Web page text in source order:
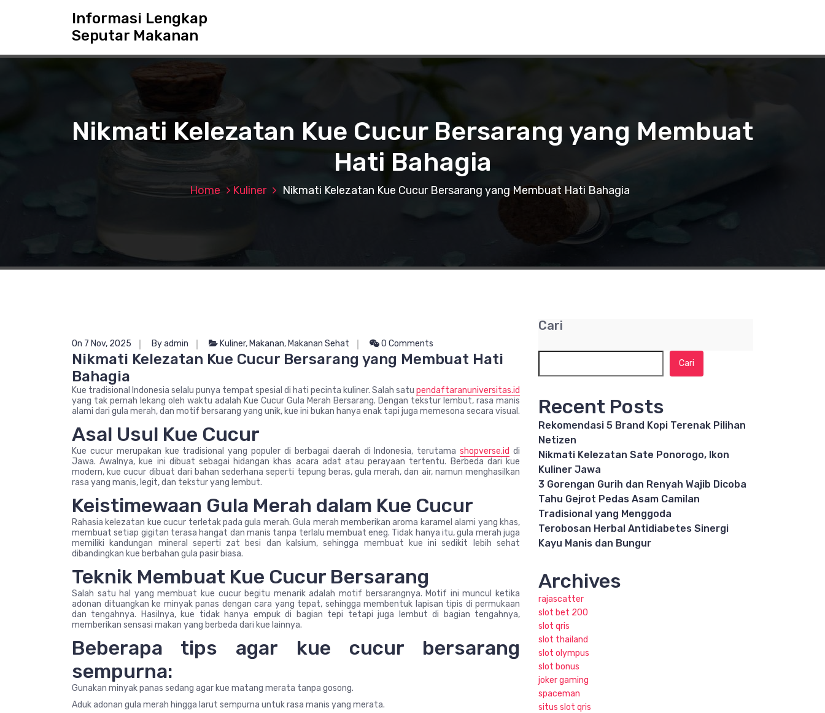
t
Informasi Lengkap
Seputar Makanan
Nikmati Kelezatan Kue Cucur Bersarang yang Membuat
Hati Bahagia
Home Kuliner Nikmati Kelezatan Kue Cucur Bersarang yang Membuat Hati Bahagia
On 7 Nov, 2025 By admin Kuliner, Makanan, Makanan Sehat 0 Comments
Nikmati Kelezatan Kue Cucur Bersarang yang Membuat Hati
Bahagia
Kue tradisional Indonesia selalu punya tempat spesial di hati pecinta kuliner. Salah satu pendaftaranuniversitas.id
yang tak pernah lekang oleh waktu adalah Kue Cucur Gula Merah Bersarang. Dengan tekstur lembut, rasa manis
alami dari gula merah, dan motif bersarang yang unik, kue ini bukan hanya enak tapi juga memesona secara visual.
Asal Usul Kue Cucur
Kue cucur merupakan kue tradisional yang populer di berbagai daerah di Indonesia, terutamashopverse.id di
Jawa. Awalnya, kue ini dibuat sebagai hidangan khas acara adat atau perayaan tertentu. Berbeda dari kue
modern, kue cucur dibuat dari bahan sederhana seperti tepung beras, gula merah, dan air, namun menghasilkan
rasa yang manis, legit, dan tekstur yang lembut.
Keistimewaan Gula Merah dalam Kue Cucur
Rahasia kelezatan kue cucur terletak pada gula merah. Gula merah memberikan aroma karamel alami yang khas,
membuat setiap gigitan terasa hangat dan manis tanpa terlalu membuat eneg. Tidak hanya itu, gula merah juga
memiliki kandungan mineral seperti zat besi dan kalsium, sehingga membuat kue ini sedikit lebih sehat
dibandingkan kue berbahan gula pasir biasa.
Teknik Membuat Kue Cucur Bersarang
Salah satu hal yang membuat kue cucur begitu menarik adalah motif bersarangnya. Motif ini muncul ketika
adonan dituangkan ke minyak panas dengan cara yang tepat, sehingga membentuk lapisan tipis di permukaan
dan tengahnya. Hasilnya, kue tidak hanya empuk di bagian tepi tetapi juga lembut di bagian tengahnya,
memberikan sensasi makan yang berbeda dari kue lainnya.
Beberapa tips agar kue cucur bersarang
sempurna:
Gunakan minyak panas sedang agar kue matang merata tanpa gosong.
Aduk adonan gula merah hingga larut sempurna untuk rasa manis yang merata.
Cari
Cari
Recent Posts
Rekomendasi 5 Brand Kopi Terenak Pilihan
Netizen
Nikmati Kelezatan Sate Ponorogo, Ikon
Kuliner Jawa
3 Gorengan Gurih dan Renyah Wajib Dicoba
Tahu Gejrot Pedas Asam Camilan
Tradisional yang Menggoda
Terobosan Herbal Antidiabetes Sinergi
Kayu Manis dan Bungur
Archives
rajascatter
slot bet 200
slot qris
slot thailand
slot olympus
slot bonus
joker gaming
spaceman
situs slot qris